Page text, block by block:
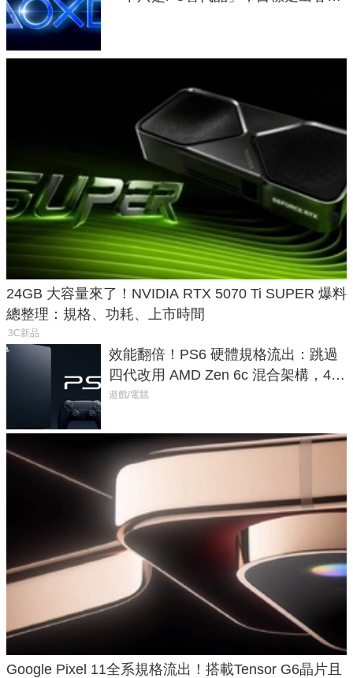
24GB 大容量來了！NVIDIA RTX 5070 Ti SUPER 爆料
總整理：規格、功耗、上市時間
3C新品
效能翻倍！PS6 硬體規格流出：跳過
四代改用 AMD Zen 6c 混合架構，4K
120fps 與全光追時代來臨
遊戲/電競
Google Pixel 11全系規格流出！搭載Tensor G6晶片且